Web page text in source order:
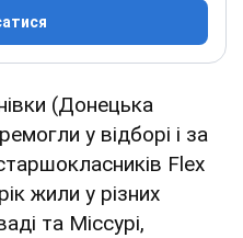
(Донецька
у відборі і за
Flex
жили у різних
та Міссурі,